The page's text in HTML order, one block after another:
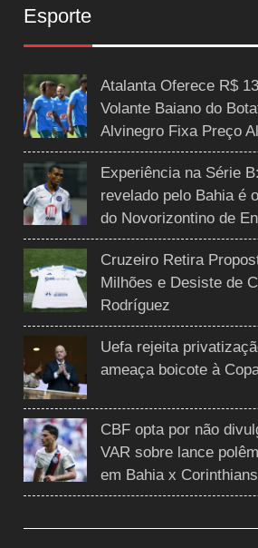
Esporte
Atalanta Oferece R$
Volante Baiano do
Alvinegro Fixa Preço
Experiência na Série
revelado pelo Bahia é
do Novorizontino de
Cruzeiro Retira
Milhões e Desiste de
Rodríguez
Uefa rejeita
ameaça boicote à
CBF opta por não
VAR sobre lance
em Bahia x Corinthians